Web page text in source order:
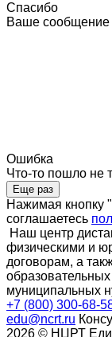
Спасибо
Ваше сообщение
Ошибка
Что-то пошло не
Еще раз
Нажимая кнопку
соглашаетесь
Наш центр
физическими и
договорам, а
муниципальных
+7 (800) 300-68-
edu@ncrt.ru
2026 © НЦРТ